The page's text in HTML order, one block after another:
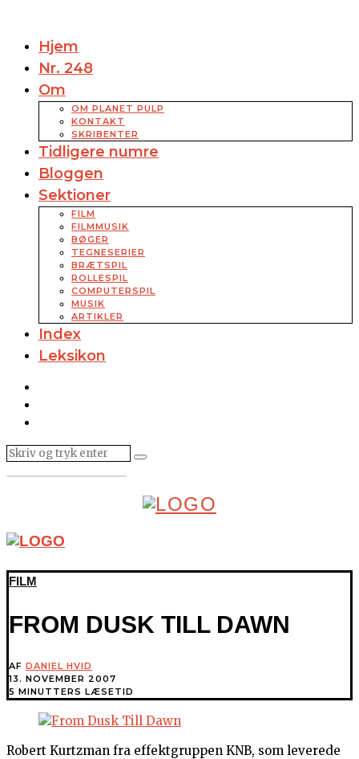
Hjem
Nr. 248
Om
OM PLANET PULP
KONTAKT
SKRIBENTER
Tidligere numre
Bloggen
Sektioner
FILM
FILMMUSIK
BØGER
TEGNESERIER
BRÆTSPIL
ROLLESPIL
COMPUTERSPIL
MUSIK
ARTIKLER
Index
Leksikon
FILM
FROM DUSK TILL DAWN
AF DANIEL HVID
13. NOVEMBER 2007
5 MINUTTERS LÆSETID
Robert Kurtzman fra effektgruppen KNB, som leverede